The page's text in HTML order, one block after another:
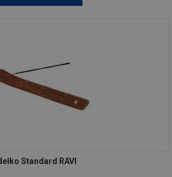
Standard RAVI